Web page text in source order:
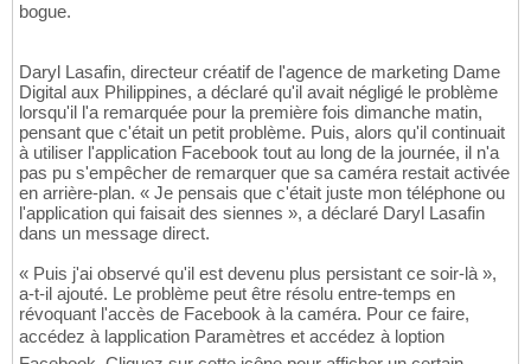
bogue.
Daryl Lasafin, directeur créatif de l'agence de marketing Dame
Digital aux Philippines, a déclaré qu'il avait négligé le problème
lorsqu'il l'a remarquée pour la première fois dimanche matin,
pensant que c'était un petit problème. Puis, alors qu'il continuait
à utiliser l'application Facebook tout au long de la journée, il n'a
pas pu s'empêcher de remarquer que sa caméra restait activée
en arrière-plan. « Je pensais que c'était juste mon téléphone ou
l'application qui faisait des siennes », a déclaré Daryl Lasafin
dans un message direct.
« Puis j'ai observé qu'il est devenu plus persistant ce soir-là »,
a-t-il ajouté. Le problème peut être résolu entre-temps en
révoquant l'accès de Facebook à la caméra. Pour ce faire,
accédez à lapplication Paramètres et accédez à loption